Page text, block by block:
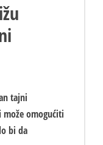
tajni
omogućiti
bi da